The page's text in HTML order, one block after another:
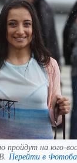
пройдут на юго-
Перейти в